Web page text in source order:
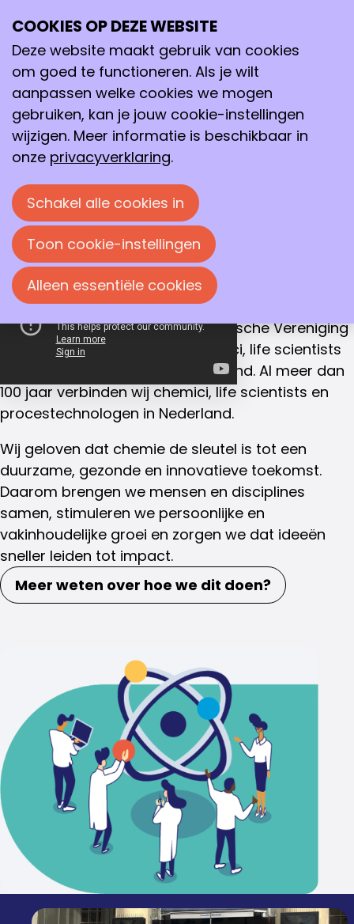
Samenwerken aan
een betere
toekomst
Met dat doel verenigen we chemici, life
scientists en procestechnologen in
Sluit je ook aan!
ONZE MISSIE
Samenwerking is de sleutel naar succes
De Koninklijke Nederlandse Chemische Vereniging
(KNCV) is hét netwerk van chemici, life scientists
en procestechnologen in Nederland. Al meer dan
100 jaar verbinden wij chemici, life scientists en
procestechnologen in Nederland.
Wij geloven dat chemie de sleutel is tot een
duurzame, gezonde en innovatieve toekomst.
Daarom brengen we mensen en disciplines
samen, stimuleren we persoonlijke en
vakinhoudelijke groei en zorgen we dat ideeën
sneller leiden tot impact.
Meer weten over hoe we dit doen?
COOKIES OP DEZE WEBSITE
Deze website maakt gebruik van cookies
om goed te functioneren. Als je wilt
aanpassen welke cookies we mogen
gebruiken, kan je jouw cookie-instellingen
wijzigen. Meer informatie is beschikbaar in
onze privacyverklaring.
Schakel alle cookies in
Toon cookie-instellingen
Alleen essentiële cookies